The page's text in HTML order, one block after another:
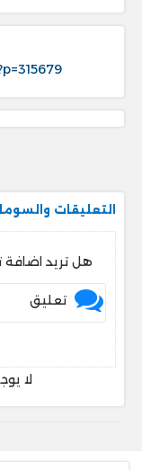
التعليقات
هل تريد
تعليق
لا